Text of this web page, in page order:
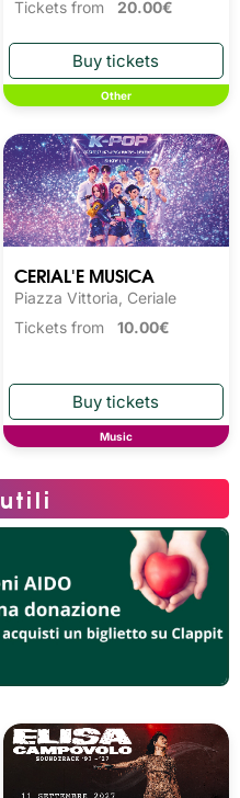
Tickets from 20.00€
Other
CERIAL'E MUSICA
Piazza Vittoria, Ceriale
Tickets from 10.00€
Music